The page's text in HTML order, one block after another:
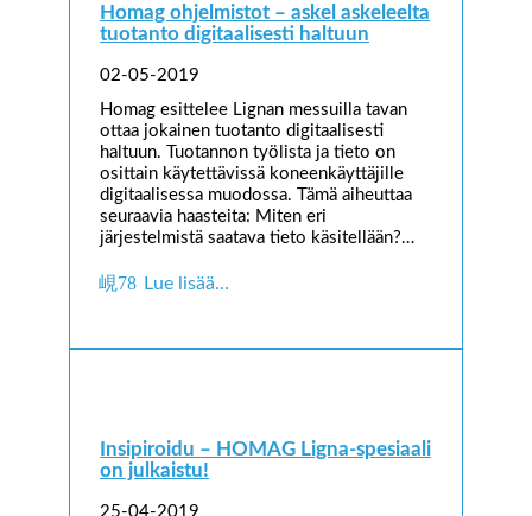
Homag ohjelmistot – askel askeleelta
tuotanto digitaalisesti haltuun
02-05-2019
Homag esittelee Lignan messuilla tavan
ottaa jokainen tuotanto digitaalisesti
haltuun. Tuotannon työlista ja tieto on
osittain käytettävissä koneenkäyttäjille
digitaalisessa muodossa. Tämä aiheuttaa
seuraavia haasteita: Miten eri
järjestelmistä saatava tieto käsitellään?…
Lue lisää…
Insipiroidu – HOMAG Ligna-spesiaali
on julkaistu!
25-04-2019